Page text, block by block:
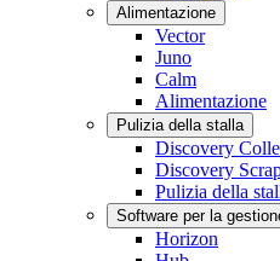
Alimentazione
Vector
Juno
Calm
Alimentazione
Pulizia della stalla
Discovery
Discovery
Pulizia della
Software per la
Horizon